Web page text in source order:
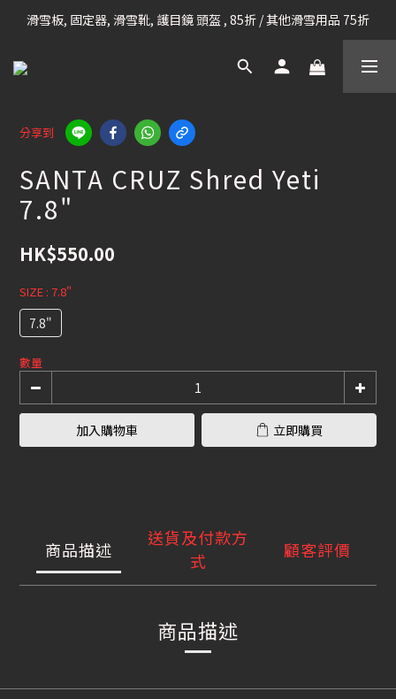
凡購滿HK$699 香港及澳門 [免運費] (大型貨品除外)
滑雪板, 固定器, 滑雪靴, 護目鏡 頭盔 , 85折 / 其他滑雪用品 75折
我們提供全球運送服務。（請查看運送政策）
分享到
SANTA CRUZ Shred Yeti
7.8"
HK$550.00
SIZE : 7.8"
7.8"
數量
加入購物車 立即購買
商品描述
送貨及付款方
式
顧客評價
商品描述